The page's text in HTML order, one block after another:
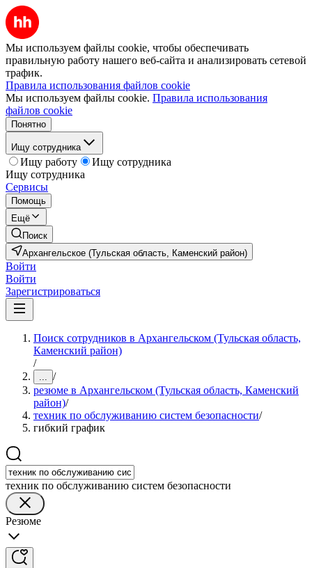
Мы используем файлы cookie, чтобы обеспечивать
правильную работу нашего веб-сайта и анализировать сетевой
трафик.
Правила использования файлов cookie
Мы используем файлы cookie. Правила использования
файлов cookie
Понятно
Ищу сотрудника
Ищу работу
Ищу сотрудника
Ищу сотрудника
Сервисы
Помощь
Ещё
Поиск
Архангельское (Тульская область, Каменский район)
Войти
Войти
Зарегистрироваться
Поиск сотрудников в Архангельском (Тульская область,
Каменский район)
/
... /
резюме в Архангельском (Тульская область, Каменский
район)/
техник по обслуживанию систем безопасности/
гибкий график
техник по обслуживанию систем безопасности
Резюме